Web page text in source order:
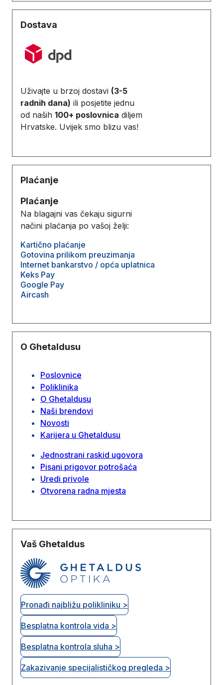
Dostava
Uživajte u brzoj dostavi (3-5
radnih dana) ili posjetite jednu
od naših 100+ poslovnica diljem
Hrvatske. Uvijek smo blizu vas!
Plaćanje
Plaćanje
Na blagajni vas čekaju sigurni
načini plaćanja po vašoj želji:
Kartično plaćanje
Gotovina prilikom preuzimanja
Internet bankarstvo / opća uplatnica
Keks Pay
Google Pay
Aircash
O Ghetaldusu
Poslovnice
Poliklinika
O Ghetaldusu
Naši brendovi
Novosti
Karijera u Ghetaldusu
Jednostrani raskid ugovora
Pisani prigovor potrošaća
Uredi privole
Otvorena radna mjesta
Vaš Ghetaldus
Pronađi najbližu polikliniku >
Besplatna kontrola vida >
Besplatna kontrola sluha >
Zakazivanje specijalističkog pregleda >